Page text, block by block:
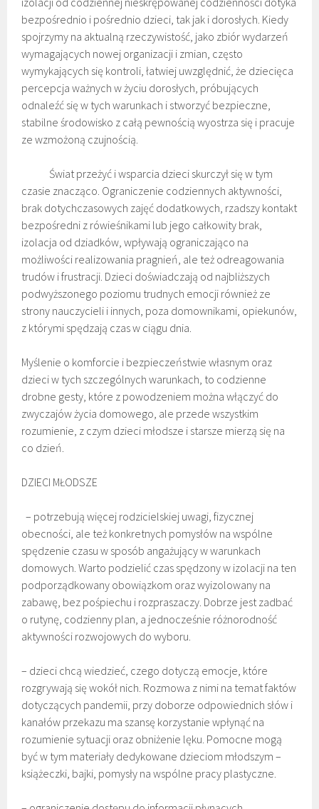
bezpośrednio i pośrednio dzieci, tak jak i dorosłych. Kiedy
spojrzymy na aktualną rzeczywistość, jako zbiór wydarzeń
wymagających nowej organizacji i zmian, często
wymykających się kontroli, łatwiej uwzględnić, że dziecięca
percepcja ważnych w życiu dorosłych, próbujących
odnaleźć się w tych warunkach i stworzyć bezpieczne,
stabilne środowisko z całą pewnością wyostrza się i pracuje
ze wzmożoną czujnością.
Świat przeżyć i wsparcia dzieci skurczył się w tym
czasie znacząco. Ograniczenie codziennych aktywności,
brak dotychczasowych zajęć dodatkowych, rzadszy kontakt
bezpośredni z rówieśnikami lub jego całkowity brak,
izolacja od dziadków, wpływają ograniczająco na
możliwości realizowania pragnień, ale też odreagowania
trudów i frustracji. Dzieci doświadczają od najbliższych
podwyższonego poziomu trudnych emocji również ze
strony nauczycieli i innych, poza domownikami, opiekunów,
z którymi spędzają czas w ciągu dnia.
Myślenie o komforcie i bezpieczeństwie własnym oraz
dzieci w tych szczególnych warunkach, to codzienne
drobne gesty, które z powodzeniem można włączyć do
zwyczajów życia domowego, ale przede wszystkim
rozumienie, z czym dzieci młodsze i starsze mierzą się na
co dzień.
DZIECI MŁODSZE
– potrzebują więcej rodzicielskiej uwagi, fizycznej
obecności, ale też konkretnych pomysłów na wspólne
spędzenie czasu w sposób angażujący w warunkach
domowych. Warto podzielić czas spędzony w izolacji na ten
podporządkowany obowiązkom oraz wyizolowany na
zabawę, bez pośpiechu i rozpraszaczy. Dobrze jest zadbać
o rutynę, codzienny plan, a jednocześnie różnorodność
aktywności rozwojowych do wyboru.
– dzieci chcą wiedzieć, czego dotyczą emocje, które
rozgrywają się wokół nich. Rozmowa z nimi na temat faktów
dotyczących pandemii, przy doborze odpowiednich słów i
kanałów przekazu ma szansę korzystanie wpłynąć na
rozumienie sytuacji oraz obniżenie lęku. Pomocne mogą
być w tym materiały dedykowane dzieciom młodszym –
książeczki, bajki, pomysły na wspólne pracy plastyczne.